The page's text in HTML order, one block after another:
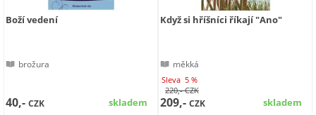
Boží vedení
brožura
skladem
40,-CZK
Když si hříšníci říkají "Ano"
měkká
skladem
209,-CZK
Sleva 5 %
220,-CZK